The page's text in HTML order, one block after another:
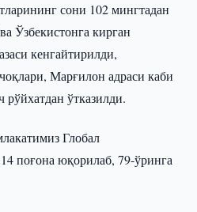
сони 102 мингтадан
Ўзбекистонга кирган
кенгайтирилди,
Марғилон адраси каби
рўйхатдан ўтказилди.
Глобал
поғона юқорилаб, 79-ўринга